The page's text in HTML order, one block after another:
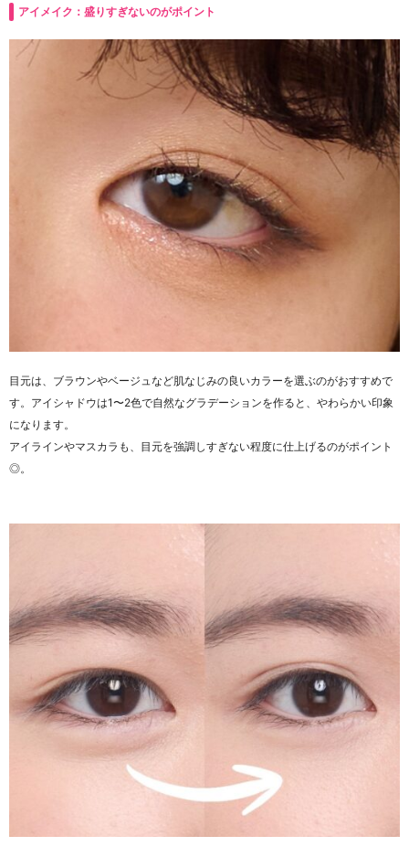
アイメイク：盛りすぎないのがポイント
目元は、ブラウンやベージュなど肌なじみの良いカラーを選ぶのがおすすめで
す。アイシャドウは1〜2色で自然なグラデーションを作ると、やわらかい印象
になります。
アイラインやマスカラも、目元を強調しすぎない程度に仕上げるのがポイント
◎。